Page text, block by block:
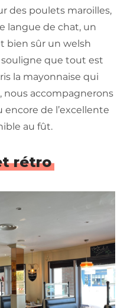
des poulets maroilles,
langue de chat, un
bien sûr un welsh
que tout est
la mayonnaise qui
nous accompagnerons
de l’excellente
au fût.
rétro